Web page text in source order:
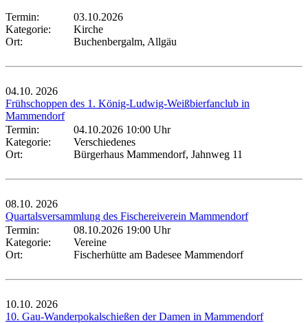
Termin:
03.10.2026
Kategorie:
Kirche
Ort:
Buchenbergalm, Allgäu
04.10. 2026
Frühschoppen des 1. König-Ludwig-Weißbierfanclub in
Mammendorf
Termin:
04.10.2026 10:00 Uhr
Kategorie:
Verschiedenes
Ort:
Bürgerhaus Mammendorf, Jahnweg 11
08.10. 2026
Quartalsversammlung des Fischereiverein Mammendorf
Termin:
08.10.2026 19:00 Uhr
Kategorie:
Vereine
Ort:
Fischerhütte am Badesee Mammendorf
10.10. 2026
10. Gau-Wanderpokalschießen der Damen in Mammendorf